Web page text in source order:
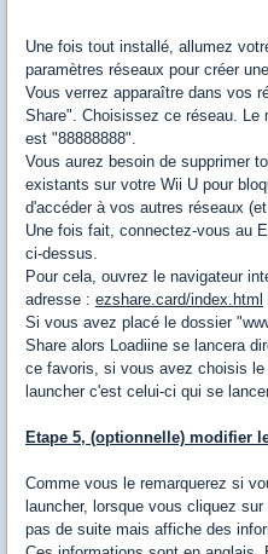
Une fois tout installé, allumez
paramètres réseaux pour créer
Vous verrez apparaître dans vos
Share" Choisissez ce réseau.
est "88888888"
Vous aurez besoin de supprimer
existants sur votre Wii U pour
d'accéder à vos autres réseaux
Une fois fait, connectez-vous au
ci-dessus.
Pour cela, ouvrez le navigateur
adresse : ezshare.card/index.html
Si vous avez placé le dossier
Share alors Loadiine se lancera
ce favoris, si vous avez choisis le
launcher c'est celui-ci qui se
Etape 5, (optionnelle) modifier
Comme vous le remarquerez si
launcher, lorsque vous cliquez
pas de suite mais affiche des